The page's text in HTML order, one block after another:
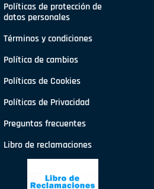
Políticas de protección de
datos personales
Términos y condiciones
Política de cambios
Políticas de Cookies
Políticas de Privacidad
Preguntas frecuentes
Libro de reclamaciones